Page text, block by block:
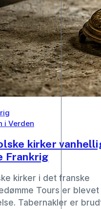
i Verden
kirker
Frankrig
kirker i det franske
Tours er
Tabernakler er